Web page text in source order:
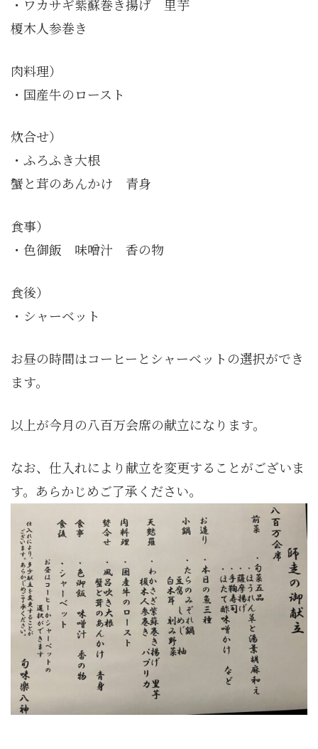
・ワカサギ紫蘇巻き揚げ 里芋
榎木人参巻き
肉料理）
・国産牛のロースト
炊合せ）
・ふろふき大根
蟹と茸のあんかけ 青身
食事）
・色御飯 味噌汁 香の物
食後）
・シャーベット
お昼の時間はコーヒーとシャーベットの選択ができ
ます。
以上が今月の八百万会席の献立になります。
なお、仕入れにより献立を変更することがございま
す。あらかじめご了承ください。